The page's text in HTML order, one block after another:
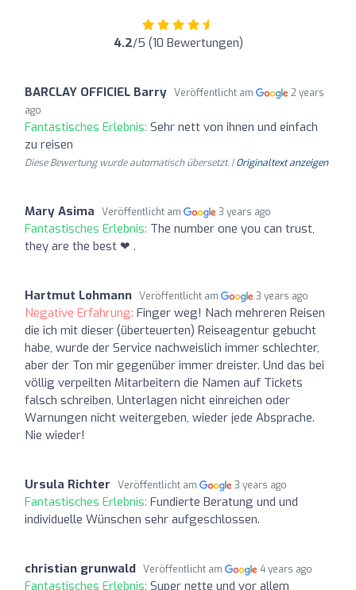
4.2/5 (10 Bewertungen)
BARCLAY OFFICIEL Barry Veröffentlicht am
2 years
ago
Fantastisches Erlebnis: Sehr nett von ihnen und einfach
zu reisen
Diese Bewertung wurde automatisch übersetzt. |Originaltext anzeigen
Mary Asima Veröffentlicht am 3 years ago
Fantastisches Erlebnis: The number one you can trust,
they are the best ❤ .
Hartmut Lohmann Veröffentlicht am 3 years ago
Negative Erfahrung: Finger weg! Nach mehreren Reisen
die ich mit dieser (überteuerten) Reiseagentur gebucht
habe, wurde der Service nachweislich immer schlechter,
aber der Ton mir gegenüber immer dreister. Und das bei
völlig verpeilten Mitarbeitern die Namen auf Tickets
falsch schreiben, Unterlagen nicht einreichen oder
Warnungen nicht weitergeben, wieder jede Absprache.
Nie wieder!
Ursula Richter Veröffentlicht am 3 years ago
Fantastisches Erlebnis: Fundierte Beratung und und
individuelle Wünschen sehr aufgeschlossen.
christian grunwald Veröffentlicht am 4 years ago
Fantastisches Erlebnis: Super nette und vor allem